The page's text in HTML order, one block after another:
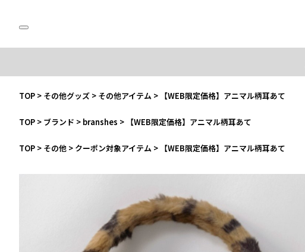
TOP > その他グッズ > その他アイテム > 【WEB限定価格】アニマル柄耳あて
TOP > ブランド > branshes > 【WEB限定価格】アニマル柄耳あて
TOP > その他 > クーポン対象アイテム > 【WEB限定価格】アニマル柄耳あて